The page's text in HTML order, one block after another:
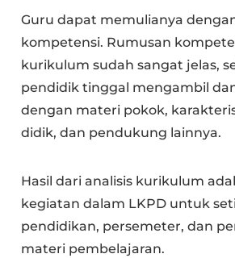
Guru dapat memulianya
kompetensi. Rumusan
kurikulum sudah sangat jelas,
pendidik tinggal mengambil
dengan materi pokok,
didik, dan pendukung lainnya.
Hasil dari analisis kurikulum
kegiatan dalam LKPD untuk
pendidikan, persemeter, dan
materi pembelajaran.